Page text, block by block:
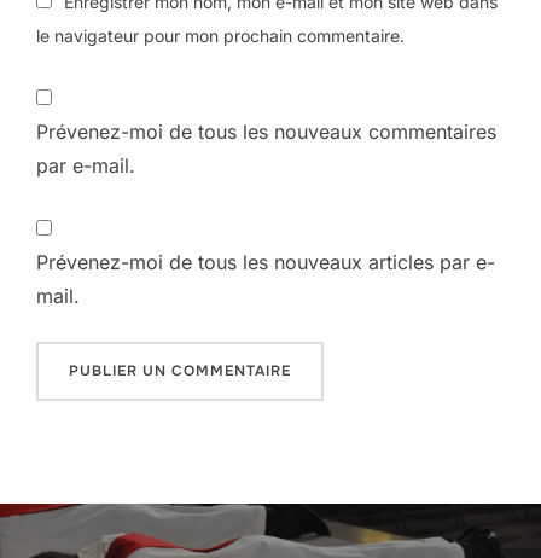
le navigateur pour mon prochain commentaire.
Prévenez-moi de tous les nouveaux commentaires
par e-mail.
Prévenez-moi de tous les nouveaux articles par e-
mail.
Navigation